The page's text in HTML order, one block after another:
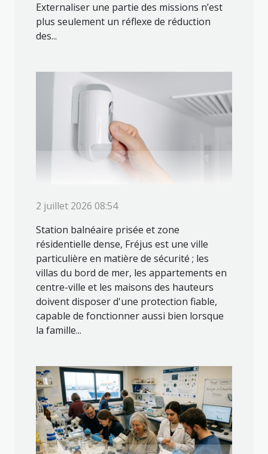
Externaliser une partie des missions n’est
plus seulement un réflexe de réduction
des...
2 juillet 2026 08:54
Station balnéaire prisée et zone
résidentielle dense, Fréjus est une ville
particulière en matière de sécurité ; les
villas du bord de mer, les appartements en
centre-ville et les maisons des hauteurs
doivent disposer d'une protection fiable,
capable de fonctionner aussi bien lorsque
la famille...